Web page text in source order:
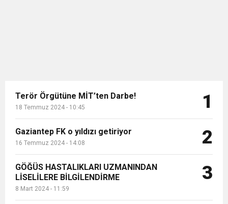
Terör Örgütüne MİT’ten Darbe!
18 Temmuz 2024 - 10:45 1
Gaziantep FK o yıldızı getiriyor
16 Temmuz 2024 - 14:08 2
GÖĞÜS HASTALIKLARI UZMANINDAN
LİSELİLERE BİLGİLENDİRME
8 Mart 2024 - 11:59
3